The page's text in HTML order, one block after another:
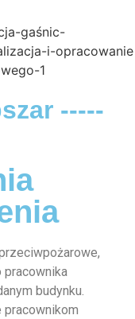
-----
budynku.
pracownikom